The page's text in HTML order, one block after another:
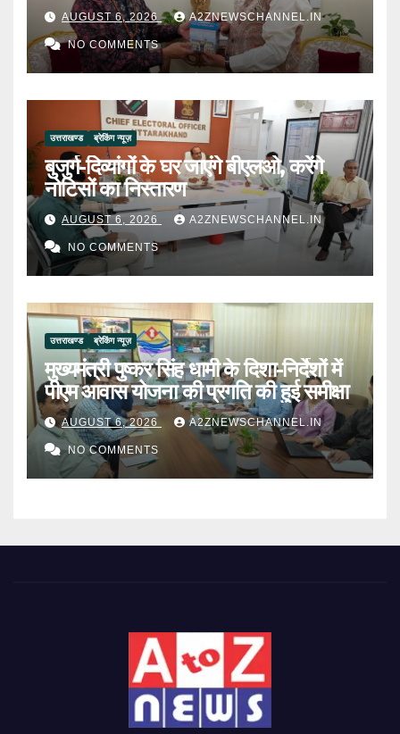
AUGUST 6, 2026 A2ZNEWSCHANNEL.IN
NO COMMENTS
उत्तराखण्ड ब्रेकिंग न्यूज़
बुजुर्ग-दिव्यांगों के घर जाएंगे बीएलओ, करेंगे
नोटिसों का निस्तारण
AUGUST 6, 2026 A2ZNEWSCHANNEL.IN
NO COMMENTS
उत्तराखण्ड ब्रेकिंग न्यूज़
मुख्यमंत्री पुष्कर सिंह धामी के दिशा-निर्देशों में
पीएम आवास योजना की प्रगति की हुई समीक्षा
AUGUST 6, 2026 A2ZNEWSCHANNEL.IN
NO COMMENTS